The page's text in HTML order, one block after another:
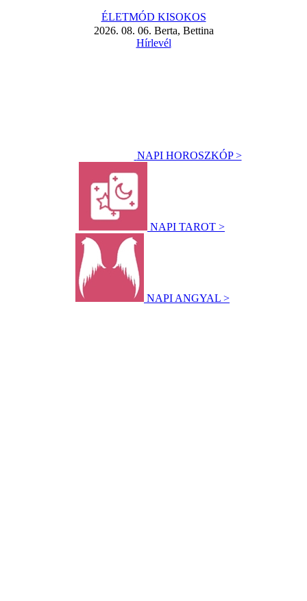
ÉLETMÓD KISOKOS
2026. 08. 06. Berta, Bettina
Hírlevél
NAPI HOROSZKÓP >
NAPI TAROT >
NAPI ANGYAL >